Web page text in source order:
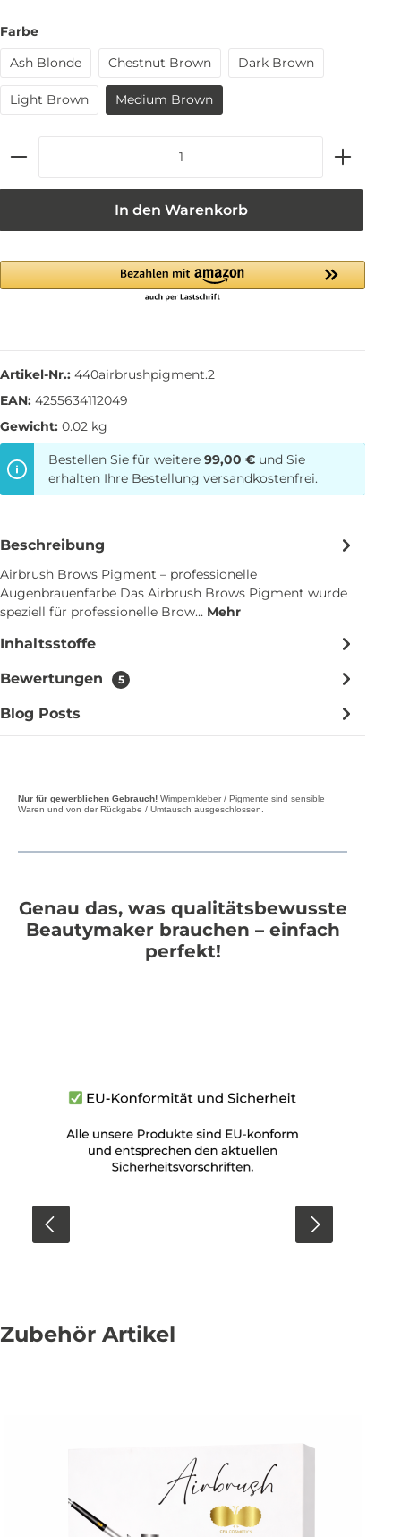
Farbe
Ash Blonde
Chestnut Brown Dark Brown
Light Brown Medium Brown
In den Warenkorb
Artikel-Nr.: 440airbrushpigment.2
EAN: 4255634112049
Gewicht: 0.02 kg
Bestellen Sie für weitere 99,00 € und Sie
erhalten Ihre Bestellung versandkostenfrei.
Beschreibung
Airbrush Brows Pigment – professionelle
Augenbrauenfarbe Das Airbrush Brows Pigment wurde
speziell für professionelle Brow… Mehr
Inhaltsstoffe
Bewertungen 5
Blog Posts
Nur für gewerblichen Gebrauch! Wimpernkleber / Pigmente sind sensible
Waren und von der Rückgabe / Umtausch ausgeschlossen.
Genau das, was qualitätsbewusste
Beautymaker brauchen – einfach
perfekt!
Zubehör Artikel